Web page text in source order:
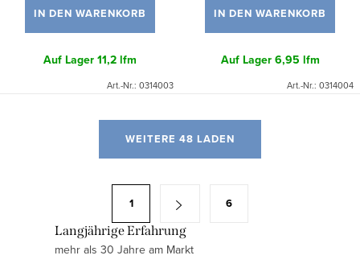
IN DEN WARENKORB
Auf Lager11,2 lfm
Art.-Nr.: 0314003
IN DEN WARENKORB
Auf Lager6,95 lfm
Art.-Nr.: 0314004
WEITERE 48 LADEN
1
6
Langjährige Erfahrung
mehr als 30 Jahre am Markt